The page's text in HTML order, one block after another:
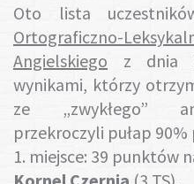
Strefa
Plan
Gotuj
Oto lista
Ortograficzno-
Angielskiego z dnia
wynikami, którzy
ze „zwykłego”
przekroczyli pułap
1. miejsce: 39 punktów